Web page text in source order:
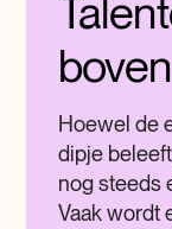
Hoewel de
dipje
nog steeds
Vaak wordt